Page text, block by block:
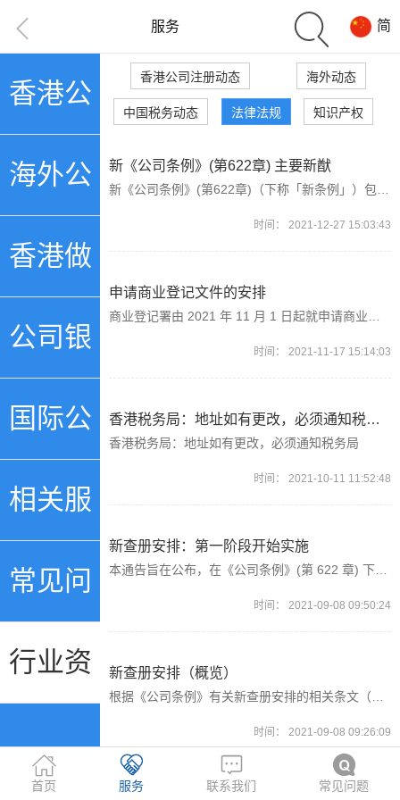
服务 简
香港公
司注册
海外公
司注册
香港做
账审计
公司银
行账号
国际公
证
相关服
务
常见问
题
行业资
讯
香港公司注册动态 海外动态
中国税务动态 法律法规 知识产权
新《公司条例》(第622章) 主要新猷
时间： 2021-12-27 15:03:43
申请商业登记文件的安排
时间： 2021-11-17 15:14:03
香港税务局：地址如有更改，必须通知税务局
香港税务局：地址如有更改，必须通知税务局
时间： 2021-10-11 11:52:48
新查册安排：第一阶段开始实施
时间： 2021-09-08 09:50:24
新查册安排（概览）
时间： 2021-09-08 09:26:09
首页 服务 联系我们 常见问题